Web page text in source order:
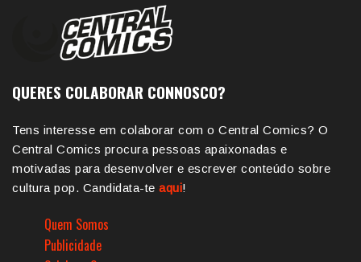
QUERES COLABORAR CONNOSCO?
Tens interesse em colaborar com o Central Comics? O
Central Comics procura pessoas apaixonadas e
motivadas para desenvolver e escrever conteúdo sobre
cultura pop. Candidata-te aqui!
Quem Somos
Publicidade